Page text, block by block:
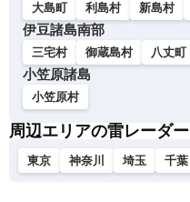
大島町 利島村 新島村
伊豆諸島南部
三宅村 御蔵島村 八丈町
小笠原諸島
小笠原村
周辺エリアの雷レーダー
東京 神奈川 埼玉 千葉